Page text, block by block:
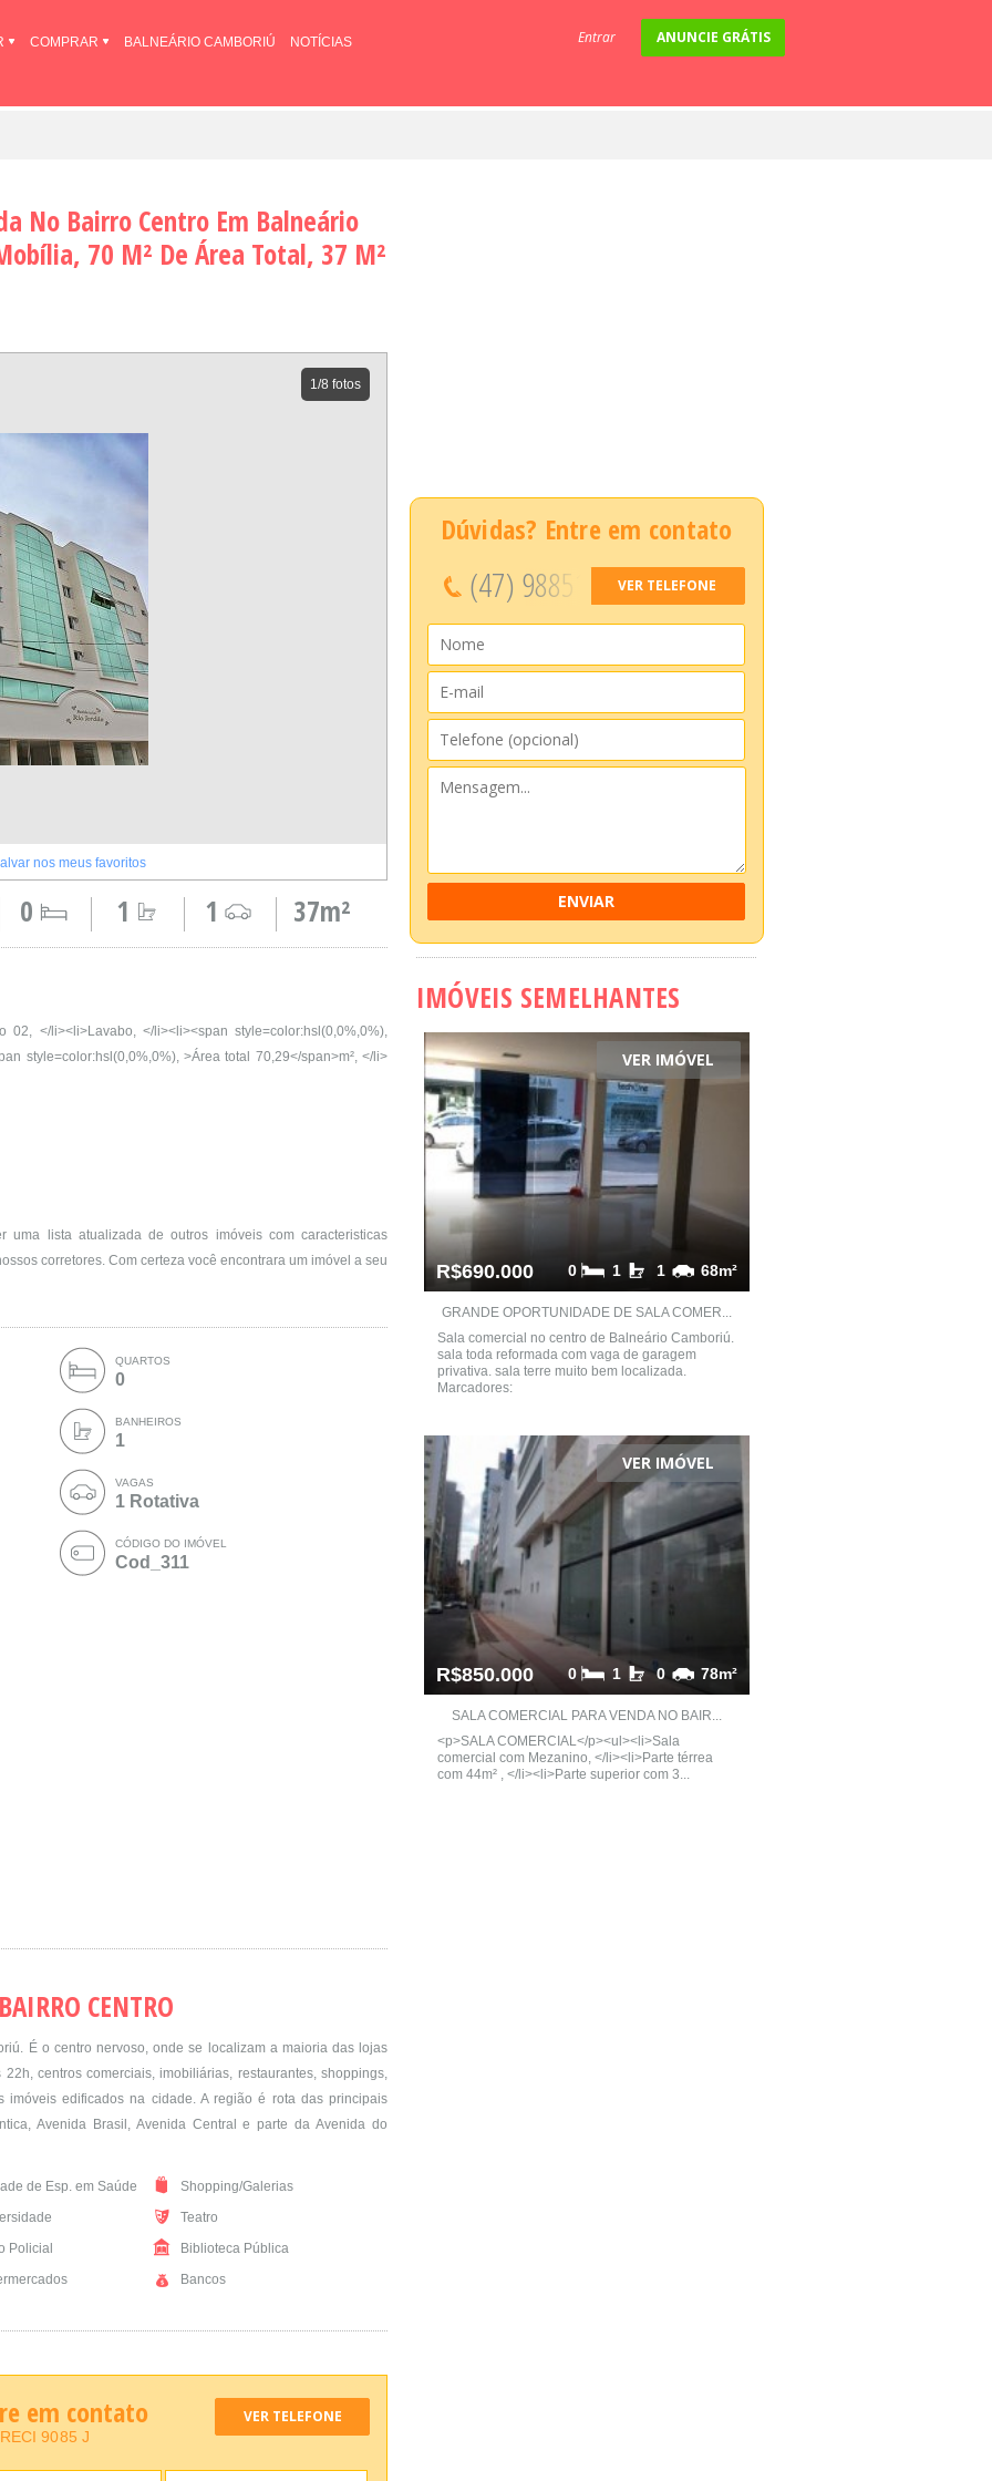
COMPRAR BALNEÁRIO CAMBORIÚ NOTÍCIAS Entrar ANUNCIE GRÁTIS
No Bairro Centro Em Balneário
70 M² De Área Total, 37 M²
1/8 fotos
nos meus favoritos
37m²
1
1
0
02, </li><li>Lavabo, </li><li><span style=color:hsl(0,0%,0%),
style=color:hsl(0,0%,0%), >Área total 70,29</span>m², </li>
lista atualizada de outros imóveis com caracteristicas
corretores. Com certeza você encontrara um imóvel a seu
QUARTOS
0
BANHEIROS
1
VAGAS
1 Rotativa
CÓDIGO DO IMÓVEL
Cod_311
CENTRO
É o centro nervoso, onde se localizam a maioria das lojas
centros comerciais, imobiliárias, restaurantes, shoppings,
imóveis edificados na cidade. A região é rota das principais
Avenida Brasil, Avenida Central e parte da Avenida do
de Esp. em Saúde
Policial
Shopping/Galerias
Teatro
Biblioteca Pública
Bancos
VER TELEFONE
em contato
9085 J
Dúvidas? Entre em contato
(47) 98851 VER TELEFONE
ENVIAR
IMÓVEIS SEMELHANTES
VER IMÓVEL
R$690.000 68m²
1
1
0
GRANDE OPORTUNIDADE DE SALA COMER...
Sala comercial no centro de Balneário Camboriú.
sala toda reformada com vaga de garagem
privativa. sala terre muito bem localizada.
Marcadores:
VER IMÓVEL
R$850.000 78m²
0
1
0
SALA COMERCIAL PARA VENDA NO BAIR...
<p>SALA COMERCIAL</p><ul><li>Sala
comercial com Mezanino, </li><li>Parte térrea
com 44m² , </li><li>Parte superior com 3...